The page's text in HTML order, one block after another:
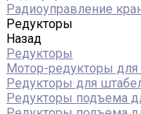
Радиоуправление
Редукторы
Назад
Редукторы
Мотор-редукторы для
Редукторы для
Редукторы подъема